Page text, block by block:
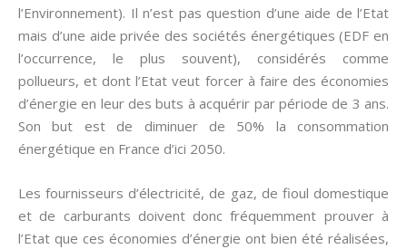
l’Environnement). Il n’est pas question d’une aide de l’Etat
mais d’une aide privée des sociétés énergétiques (EDF en
l’occurrence, le plus souvent), considérés comme
pollueurs, et dont l’Etat veut forcer à faire des économies
d’énergie en leur des buts à acquérir par période de 3 ans.
Son but est de diminuer de 50% la consommation
énergétique en France d’ici 2050.
Les fournisseurs d’électricité, de gaz, de fioul domestique
et de carburants doivent donc fréquemment prouver à
l’Etat que ces économies d’énergie ont bien été réalisées,